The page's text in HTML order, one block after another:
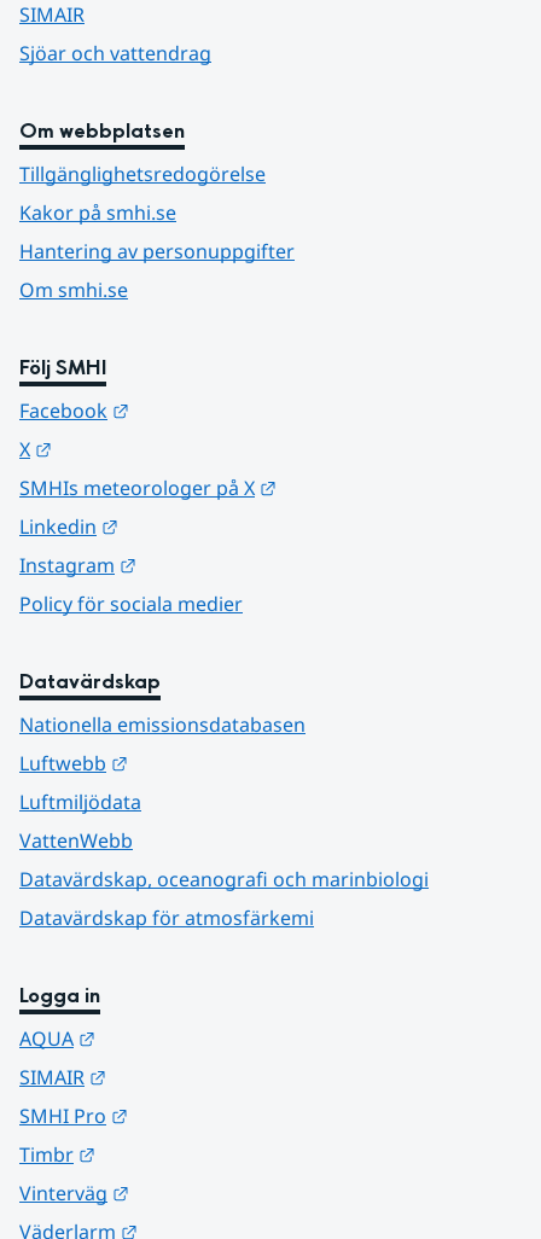
SIMAIR
Sjöar och vattendrag
Om webbplatsen
Tillgänglighetsredogörelse
Kakor på smhi.se
Hantering av personuppgifter
Om smhi.se
Följ SMHI
Facebook
X
SMHIs meteorologer på X
Linkedin
Instagram
Policy för sociala medier
Datavärdskap
Nationella emissionsdatabasen
Luftwebb
Luftmiljödata
VattenWebb
Datavärdskap, oceanografi och marinbiologi
Datavärdskap för atmosfärkemi
Logga in
AQUA
SIMAIR
SMHI Pro
Timbr
Vinterväg
Väderlarm